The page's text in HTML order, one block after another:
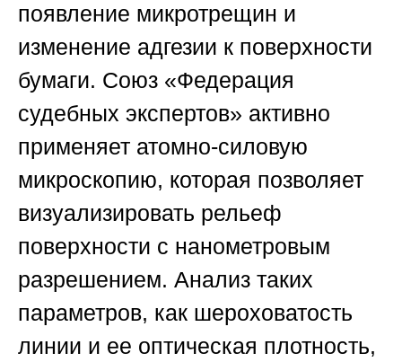
появление микротрещин и
изменение адгезии к поверхности
бумаги. Союз «Федерация
судебных экспертов» активно
применяет атомно-силовую
микроскопию, которая позволяет
визуализировать рельеф
поверхности с нанометровым
разрешением. Анализ таких
параметров, как шероховатость
линии и ее оптическая плотность,